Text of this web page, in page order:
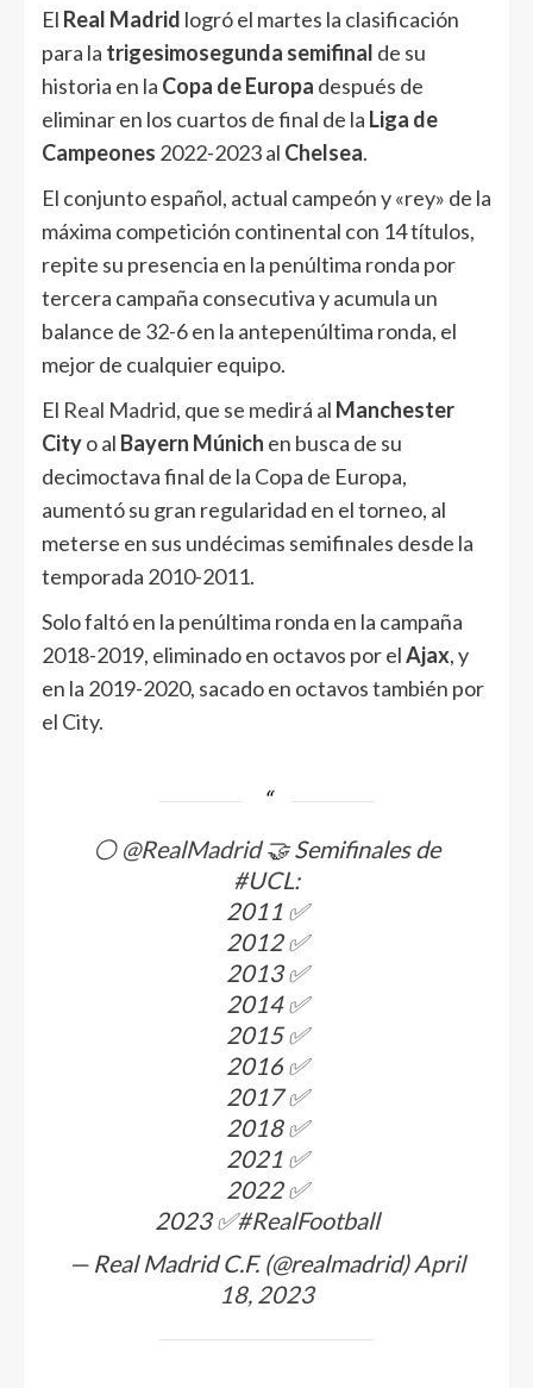
El Real Madrid logró el martes la clasificación
para la trigesimosegunda semifinal de su
historia en la Copa de Europa después de
eliminar en los cuartos de final de la Liga de
Campeones 2022-2023 al Chelsea.
El conjunto español, actual campeón y «rey» de la
máxima competición continental con 14 títulos,
repite su presencia en la penúltima ronda por
tercera campaña consecutiva y acumula un
balance de 32-6 en la antepenúltima ronda, el
mejor de cualquier equipo.
El Real Madrid, que se medirá al Manchester
Cityo al Bayern Múnich en busca de su
decimoctava final de la Copa de Europa,
aumentó su gran regularidad en el torneo, al
meterse en sus undécimas semifinales desde la
temporada 2010-2011.
Solo faltó en la penúltima ronda en la campaña
2018-2019, eliminado en octavos por elAjax, y
en la 2019-2020, sacado en octavos también por
el City.
⚪ @RealMadrid🤝 Semifinales de
#UCL :
2011 ✅
2012 ✅
2013 ✅
2014 ✅
2015 ✅
2016 ✅
2017 ✅
2018 ✅
2021 ✅
2022 ✅
2023 ✅#RealFootball
— Real Madrid C.F. (@realmadrid)April
18, 2023